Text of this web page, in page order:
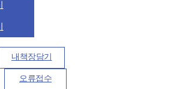
내책장담기
오류접수